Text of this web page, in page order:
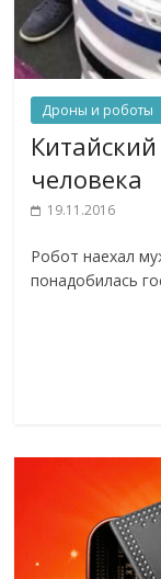
Дроны и роботы
человека
19.11.2016
Робот наехал
понадобилась